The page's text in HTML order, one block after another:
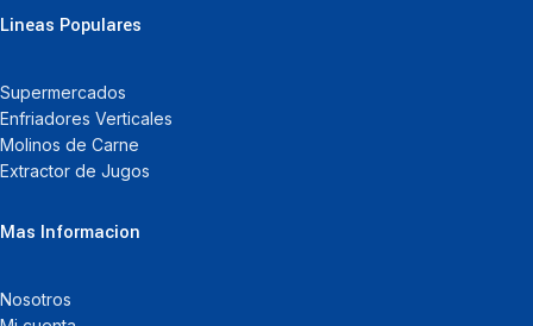
Lineas Populares
Supermercados
Enfriadores Verticales
Molinos de Carne
Extractor de Jugos
Mas Informacion
Nosotros